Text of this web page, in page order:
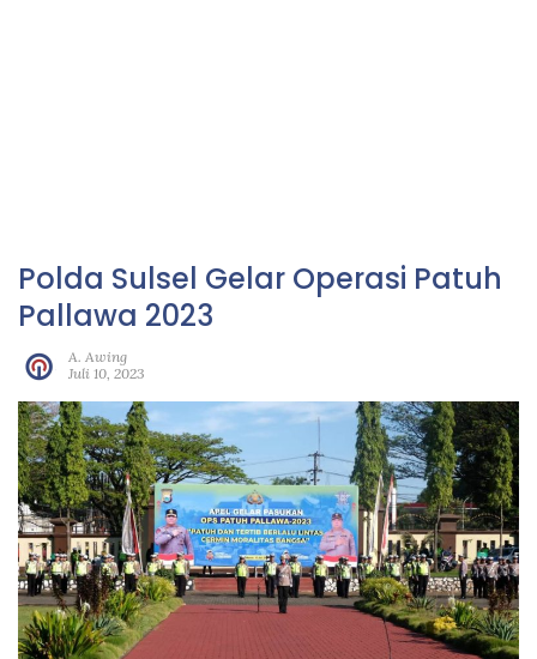
Polda Sulsel Gelar Operasi Patuh
Pallawa 2023
A. Awing
Juli 10, 2023